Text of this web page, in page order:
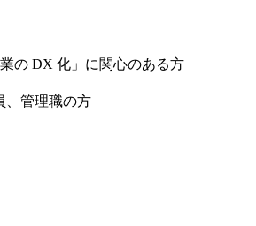
の DX 化」に関心のある方
、管理職の方